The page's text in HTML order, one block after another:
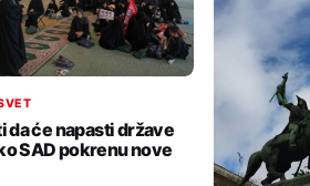
da će napasti države
SAD pokrenu nove